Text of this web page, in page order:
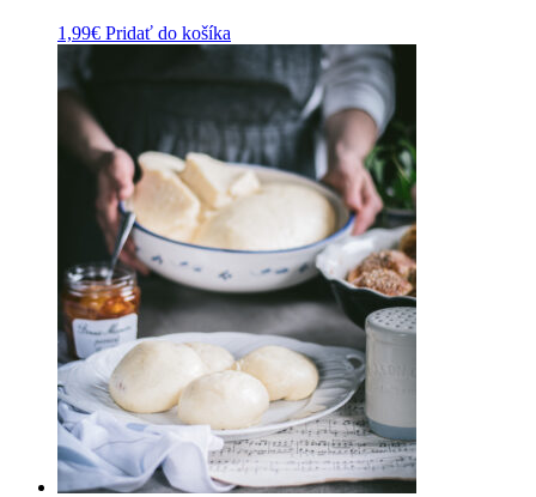
1,99€ Pridať do košíka